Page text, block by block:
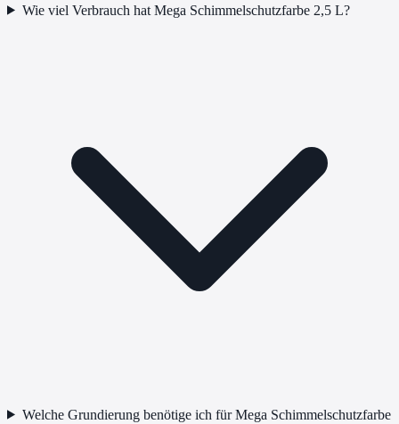
Wie viel Verbrauch hat Mega Schimmelschutzfarbe 2,5 L?
Welche Grundierung benötige ich für Mega Schimmelschutzfarbe